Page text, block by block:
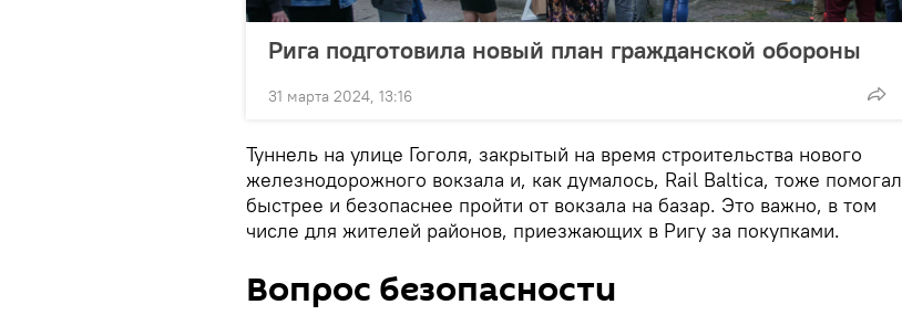
Рига подготовила новый план гражданской обороны
31 марта 2024, 13:16
Туннель на улице Гоголя, закрытый на время строительства нового
железнодорожного вокзала и, как думалось, Rail Baltica, тоже помогал
быстрее и безопаснее пройти от вокзала на базар. Это важно, в том
числе для жителей районов, приезжающих в Ригу за покупками.
Вопрос безопасности